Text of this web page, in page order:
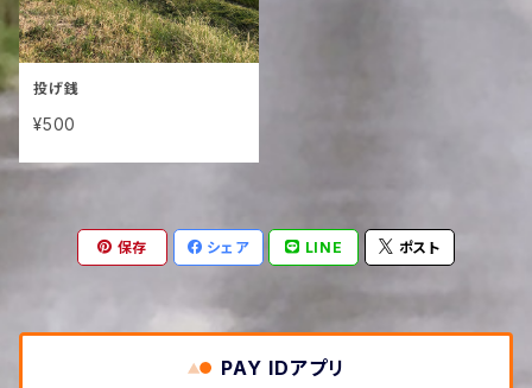
投げ銭
¥500
保存 シェア LINE ポスト
PAY IDアプリ